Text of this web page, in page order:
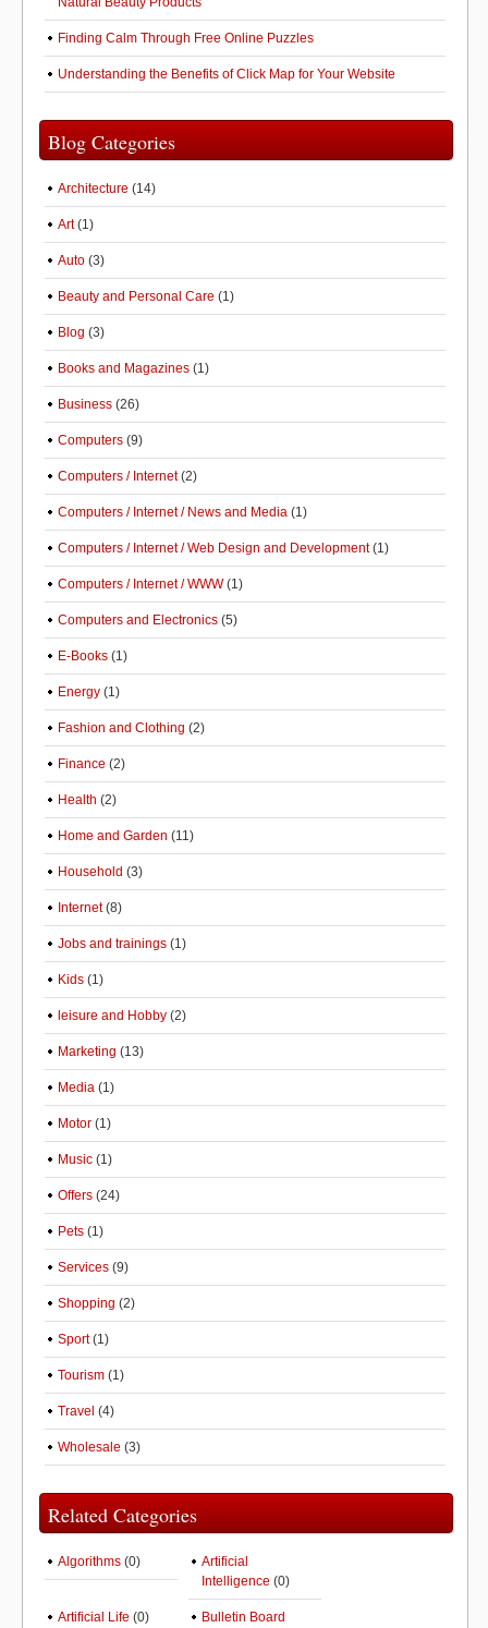
Finding Calm Through Free Online Puzzles
Understanding the Benefits of Click Map for Your Website
Blog Categories
Architecture (14)
Art(1)
Auto (3)
Beauty and Personal Care (1)
Blog (3)
Books and Magazines (1)
Business (26)
Computers (9)
Computers / Internet(2)
Computers / Internet / News and Media (1)
Computers / Internet / Web Design and Development(1)
Computers / Internet / WWW(1)
Computers and Electronics (5)
E-Books (1)
Energy (1)
Fashion and Clothing (2)
Finance (2)
Health (2)
Home and Garden (11)
Household (3)
Internet(8)
Jobs and trainings (1)
Kids (1)
leisure and Hobby (2)
Marketing (13)
Media (1)
Motor (1)
Music (1)
Offers (24)
Pets (1)
Services (9)
Shopping (2)
Sport(1)
Tourism (1)
Travel (4)
Wholesale (3)
Related Categories
Algorithms (0)
Artificial
Intelligence (0)
Artificial Life (0)
Bulletin Board